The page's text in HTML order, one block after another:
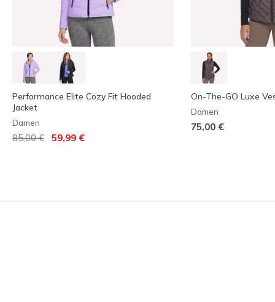
Performance Elite Cozy Fit Hooded
Jacket
Damen
Reduziert von
85,00 € auf
59,99 €
On-The-GO Luxe
Damen
75,00 €